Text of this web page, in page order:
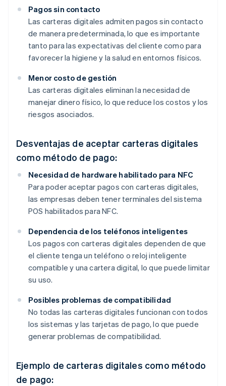
Pagos sin contacto
Las carteras digitales admiten pagos sin contacto
de manera predeterminada, lo que es importante
tanto para las expectativas del cliente como para
favorecer la higiene y la salud en entornos físicos.
Menor costo de gestión
Las carteras digitales eliminan la necesidad de
manejar dinero físico, lo que reduce los costos y los
riesgos asociados.
Desventajas de aceptar carteras digitales
como método de pago:
Necesidad de hardware habilitado para NFC
Para poder aceptar pagos con carteras digitales,
las empresas deben tener terminales del sistema
POS habilitados para NFC.
Dependencia de los teléfonos inteligentes
Los pagos con carteras digitales dependen de que
el cliente tenga un teléfono o reloj inteligente
compatible y una cartera digital, lo que puede limitar
su uso.
Posibles problemas de compatibilidad
No todas las carteras digitales funcionan con todos
los sistemas y las tarjetas de pago, lo que puede
generar problemas de compatibilidad.
Ejemplo de carteras digitales como método
de pago: